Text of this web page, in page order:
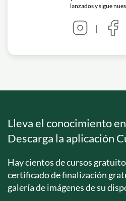
lanzados y sigue
|
Lleva el conocimiento
Descarga la aplicación
Hay cientos de cursos
certificado de finalización
galería de imágenes de su